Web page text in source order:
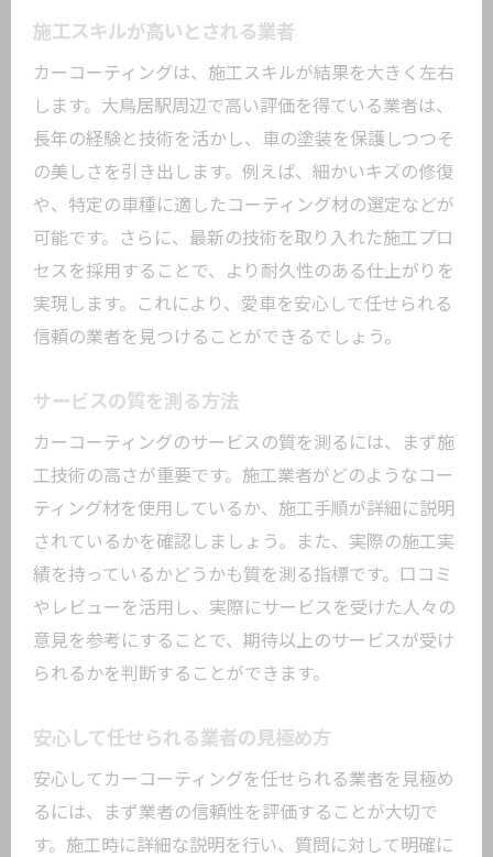
施工スキルが高いとされる業者
カーコーティングは、施工スキルが結果を大きく左右
します。大鳥居駅周辺で高い評価を得ている業者は、
長年の経験と技術を活かし、車の塗装を保護しつつそ
の美しさを引き出します。例えば、細かいキズの修復
や、特定の車種に適したコーティング材の選定などが
可能です。さらに、最新の技術を取り入れた施工プロ
セスを採用することで、より耐久性のある仕上がりを
実現します。これにより、愛車を安心して任せられる
信頼の業者を見つけることができるでしょう。
サービスの質を測る方法
カーコーティングのサービスの質を測るには、まず施
工技術の高さが重要です。施工業者がどのようなコー
ティング材を使用しているか、施工手順が詳細に説明
されているかを確認しましょう。また、実際の施工実
績を持っているかどうかも質を測る指標です。口コミ
やレビューを活用し、実際にサービスを受けた人々の
意見を参考にすることで、期待以上のサービスが受け
られるかを判断することができます。
安心して任せられる業者の見極め方
安心してカーコーティングを任せられる業者を見極め
るには、まず業者の信頼性を評価することが大切で
す。施工時に詳細な説明を行い、質問に対して明確に